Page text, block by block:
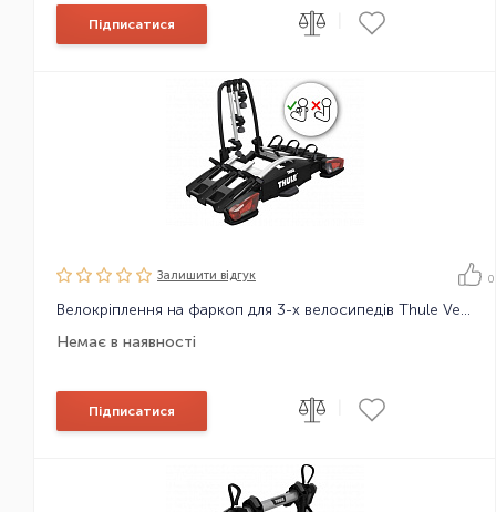
Підписатися
Залишити вiдгук 0
Велокріплення на фаркоп для 3-х велосипедів Thule VeloCompact F 3bike 13p Fix4Bike
Немає в наявності
Підписатися